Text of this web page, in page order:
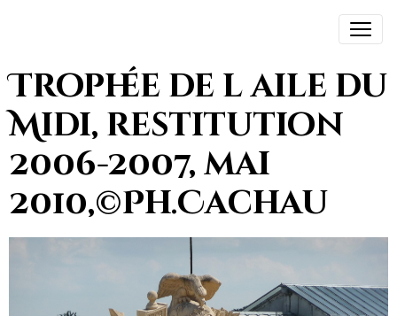
Trophée de l aile du
Midi, restitution
2006-2007, mai
2010,©Ph.Cachau